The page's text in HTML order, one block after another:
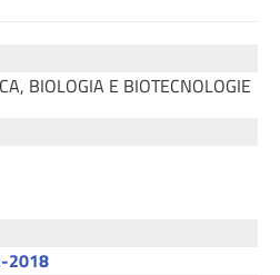
BIOLOGIA E BIOTECNOLOGIE
2018